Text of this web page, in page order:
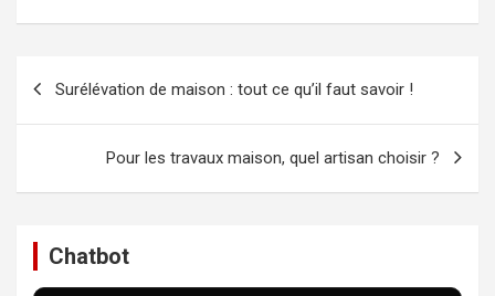
Surélévation de maison : tout ce qu’il faut savoir !
Pour les travaux maison, quel artisan choisir ?
Chatbot